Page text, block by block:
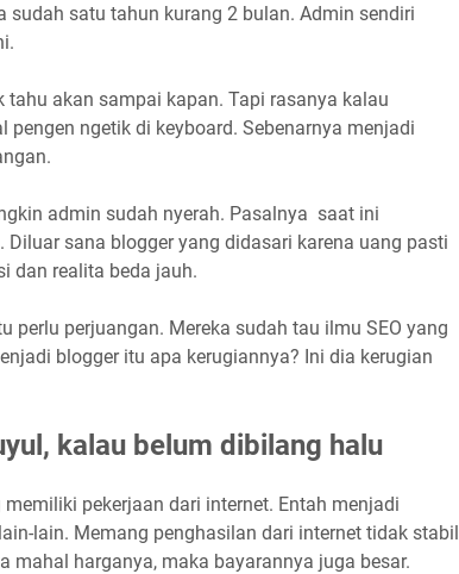
sudah satu tahun kurang 2 bulan. Admin sendiri
akan sampai kapan. Tapi rasanya kalau
ngetik di keyboard. Sebenarnya menjadi
admin sudah nyerah. Pasalnya saat ini
sana blogger yang didasari karena uang pasti
dan realita beda jauh.
perlu perjuangan. Mereka sudah tau ilmu SEO yang
blogger itu apa kerugiannya? Ini dia kerugian
kalau belum dibilang halu
pekerjaan dari internet. Entah menjadi
lain. Memang penghasilan dari internet tidak stabil
mahal harganya, maka bayarannya juga besar.